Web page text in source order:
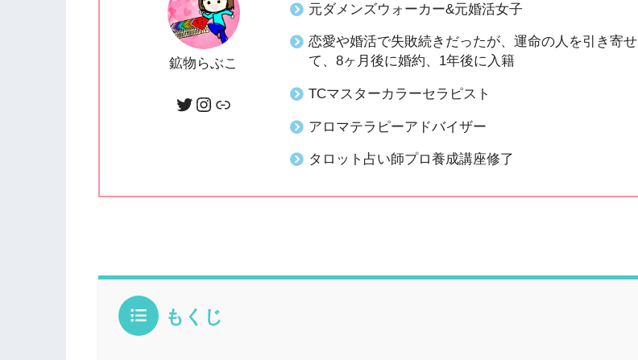
鉱物らぶこ
元ダメンズウォーカー&元婚活女子
恋愛や婚活で失敗続きだったが、運命の人を引き寄せ
て、8ヶ月後に婚約、1年後に入籍
TCマスターカラーセラピスト
アロマテラピーアドバイザー
タロット占い師プロ養成講座修了
もくじ